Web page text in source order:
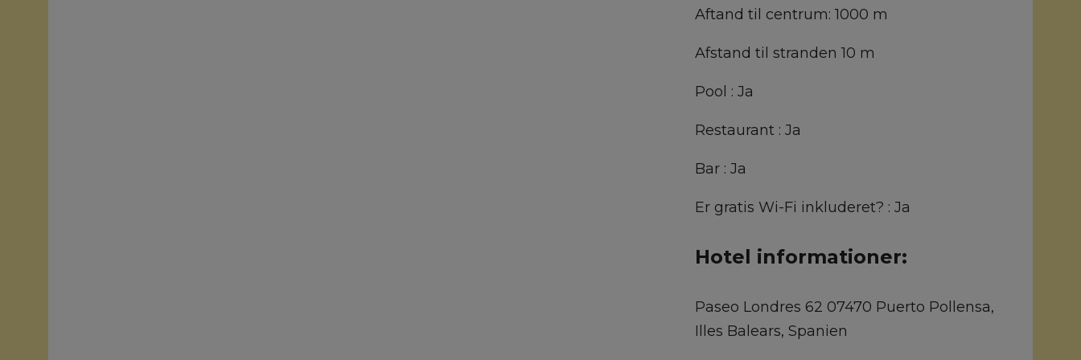
Aftand til centrum:1000 m
Afstand til stranden10 m
Pool :Ja
Restaurant :Ja
Bar :Ja
Er gratis Wi-Fi inkluderet? : Ja
Hotel informationer:
Paseo Londres 62 07470 Puerto Pollensa,
Illes Balears, Spanien